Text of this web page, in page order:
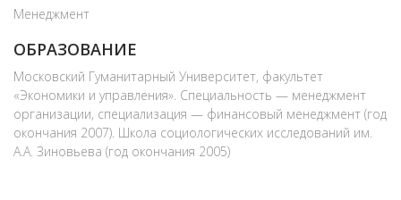
Менеджмент
ОБРАЗОВАНИЕ
Московский Гуманитарный Университет, факультет
«Экономики и управления». Специальность — менеджмент
организации, специализация — финансовый менеджмент (год
окончания 2007). Школа социологических исследований им.
А.А. Зиновьева (год окончания 2005)